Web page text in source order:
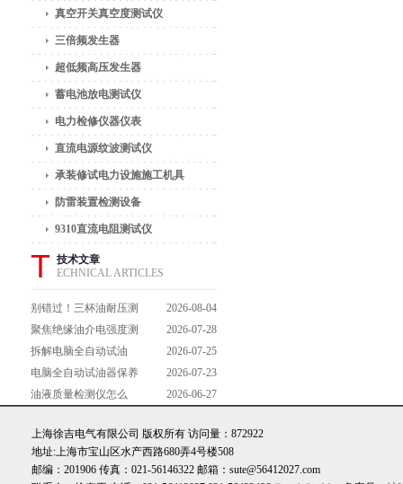
真空开关真空度测试仪
三倍频发生器
超低频高压发生器
蓄电池放电测试仪
电力检修仪器仪表
直流电源纹波测试仪
承装修试电力设施施工机具
防雷装置检测设备
9310直流电阻测试仪
T 技术文章
ECHNICAL ARTICLES
别错过！三杯油耐压测
试仪操作流程全解析，
一步到位不踩坑
2026-08-04
聚焦绝缘油介电强度测
试仪：那些决定检测效
能的关键特点
2026-07-28
拆解电脑全自动试油
器：核心组成部件，藏
着哪些硬核运行逻辑？
2026-07-25
电脑全自动试油器保养
全攻略：轻松延长设备
2026-07-23
油液质量检测仪怎么
流程，新手也能轻松上
手
2026-06-27
上海徐吉电气有限公司 版权所有 访问量：872922
地址:上海市宝山区水产西路680弄4号楼508
邮编：201906 传真：021-56146322 邮箱：sute@56412027.com